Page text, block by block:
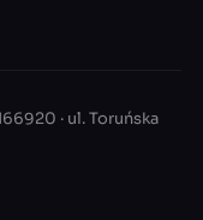
· ul. Toruńska